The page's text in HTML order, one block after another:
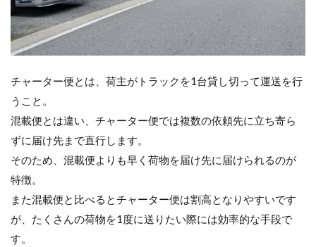
混
載
輸
送
ん
な
時
に
選
ぶ
べ
き?
9
混
チャーター便とは、荷主がトラックを1台貸し切って運送を行
うこと。
混載便とは違い、チャーター便では複数の依頼先に立ち寄ら
ずに届け先まで直行します。
そのため、混載便よりも早く荷物を届け先に届けられるのが
特徴。
また混載便と比べるとチャーター便は割高となりやすいです
が、たくさんの荷物を1度に送りたい際には効率的な手段で
す。